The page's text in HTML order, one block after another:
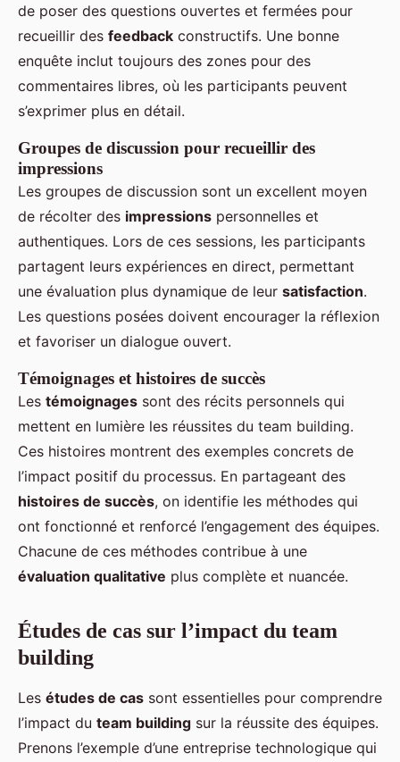
de poser des questions ouvertes et fermées pour
recueillir des feedback constructifs. Une bonne
enquête inclut toujours des zones pour des
commentaires libres, où les participants peuvent
s’exprimer plus en détail.
Groupes de discussion pour recueillir des
impressions
Les groupes de discussion sont un excellent moyen
de récolter des impressions personnelles et
authentiques. Lors de ces sessions, les participants
partagent leurs expériences en direct, permettant
une évaluation plus dynamique de leur satisfaction.
Les questions posées doivent encourager la réflexion
et favoriser un dialogue ouvert.
Témoignages et histoires de succès
Les témoignages sont des récits personnels qui
mettent en lumière les réussites du team building.
Ces histoires montrent des exemples concrets de
l’impact positif du processus. En partageant des
histoires de succès, on identifie les méthodes qui
ont fonctionné et renforcé l’engagement des équipes.
Chacune de ces méthodes contribue à une
évaluation qualitative plus complète et nuancée.
Études de cas sur l’impact du team
building
Les études de cas sont essentielles pour comprendre
l’impact du team building sur la réussite des équipes.
Prenons l’exemple d’une entreprise technologique qui